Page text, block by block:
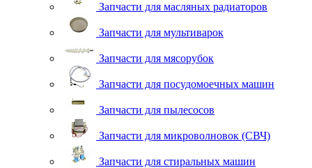
Запчасти для масляных радиаторов
Запчасти для мультиварок
Запчасти для мясорубок
Запчасти для посудомоечных машин
Запчасти для пылесосов
Запчасти для микроволновок (СВЧ)
Запчасти для стиральных машин